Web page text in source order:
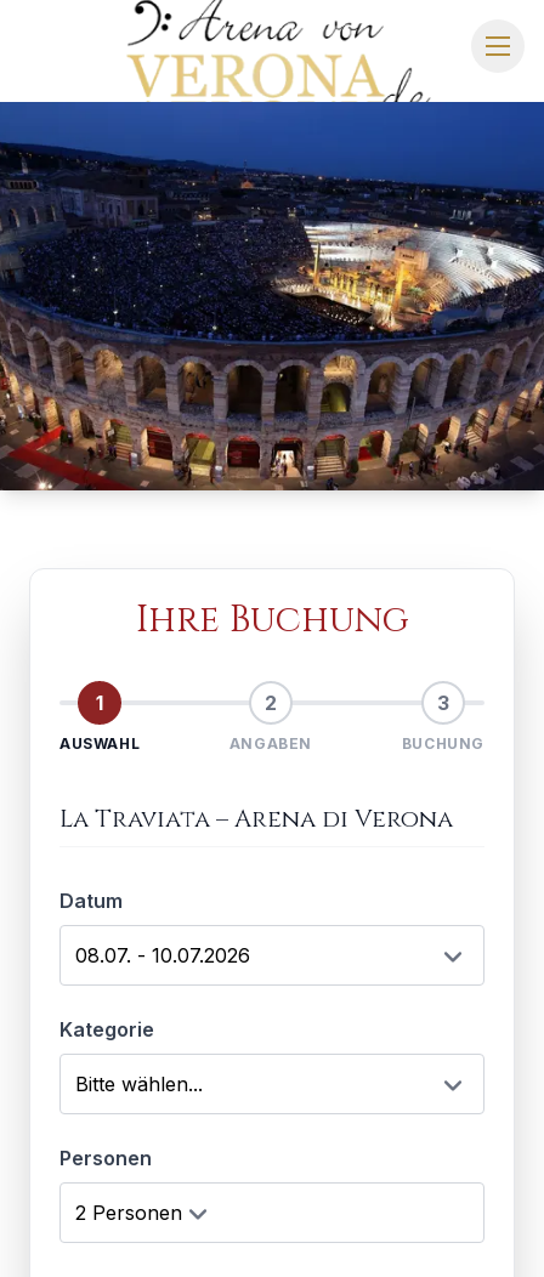
SPIELPLAN 2027
SITZPLAN HOTELS
ANREISE
Ihre Buchung
1
AUSWAHL
2
ANGABEN
3
BUCHUNG
La Traviata–Arena di Verona
Datum
Kategorie
Personen